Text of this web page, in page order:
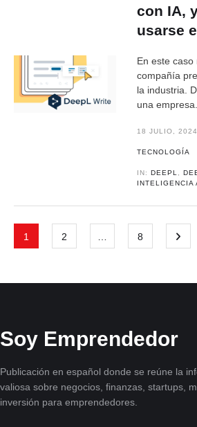
con IA,
usarse
En este
compañía
la industria.
una
18 JULIO, 2024
TECNOLOGÍA
IN:DEEPL ,
INTELIGENCIA
1 2 8
Soy Emprendedor
Publicación en español donde se reúne la
valiosa sobre negocios, finanzas, startups,
inversión para emprendedores.